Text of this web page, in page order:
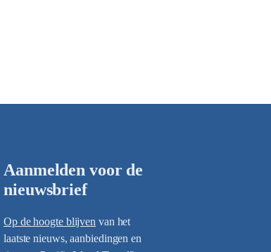
Aanmelden voor de
nieuwsbrief
Op de hoogte blijven van het
laatste nieuws, aanbiedingen en